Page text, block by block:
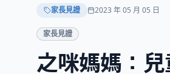
家長見證 2023 年 05 月 05 日
家長見證
之咪媽媽：